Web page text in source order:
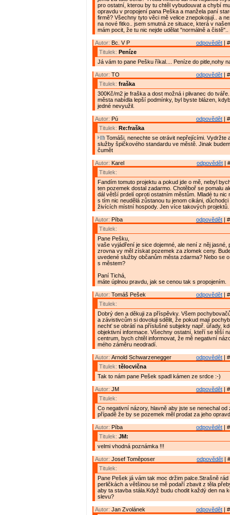
pro ostatní, kterou by tu chtěl vybudouvat a chybí
opravdu v propojení pana Peška a manžela paní
firmě? Všechny tyto věci mě velice znepokojují.. a
na nové fitko.. jsem smutná ze situace, která v
mám pocit, že tu nic nejde udělat "normálně a čistě"..
odpovědět |
Autor: Bc. V P
Titulek: Peníze
Já vám to pane Pešku říkal.... Peníze do pitle,nohy
odpovědět |
Autor: TO
Titulek: fraška
300Kč/m2 je fraška a dost možná i plivanec do
města nabídla lepší podmínky, byl byste blázen,
jedné nevyužil.
odpovědět |
Autor: Pú
Titulek: Re:fraška
Tomáši, nenechte se otrávit nepřejícími. Vydržte
služby špičkového standardu ve městě. Jinak
čumět
odpovědět |
Autor: Karel
Titulek:
Fandím tomuto projektu a pokud jde o mě, nebyl
ten pozemek dostal zadarmo. Chotěboř se pomalu
dál větší prdelí oproti ostatním městům. Mladé tu nic
s tím nic neudělá zůstanou tu jenom cikáni,
živících místní hospody. Jen více takových projektů.
odpovědět |
Autor: Píba
Titulek:
Pane Pešku,
vaše vyjádření je sice dojemné, ale není z něj jasné,
zrovna vy měl získat pozemek za zlomek ceny.
uvedené služby občanům města zdarma? Nebo se
s městem?
Paní Tichá,
máte úplnou pravdu, jak se cenou tak s propojením.
odpovědět |
Autor: Tomáš Pešek
Titulek:
Dobrý den a děkuji za příspěvky. Všem
a závistivcům si dovoluji sdělit, že pokud mají
nechť se obrátí na příslušné subjekty např. úřady,
objektivní informace. Všechny ostatní, kteří se těší
centrum, bych chtěl informovat, že mě negativní
mého záměru neodradí.
odpovědět |
Autor: Arnold Schwarzenegger
Titulek: tělocvična
Tak to nám pane Pešek spadl kámen ze srdce :-)
odpovědět |
Autor: JM
Titulek:
Co negativní názory, hlavně aby jste se nenechal od
případě že by se pozemek měl prodat za jeho
odpovědět |
Autor: Píba
Titulek: JM:
velmi vhodná poznámka !!!
odpovědět |
Autor: Josef Toměposer
Titulek:
Pane Pešek já vám tak moc držim palce.Strašně
perličkách a většinou se mě podaří zbavit z těla
aby ta stavba stála.Když budu chodit každý den na
slevu?
odpovědět |
Autor: Jan Zvolánek